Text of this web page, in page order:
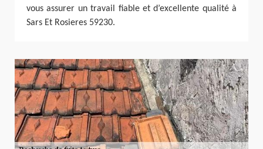
vous assurer un travail fiable et d’excellente qualité à
Sars Et Rosieres 59230.